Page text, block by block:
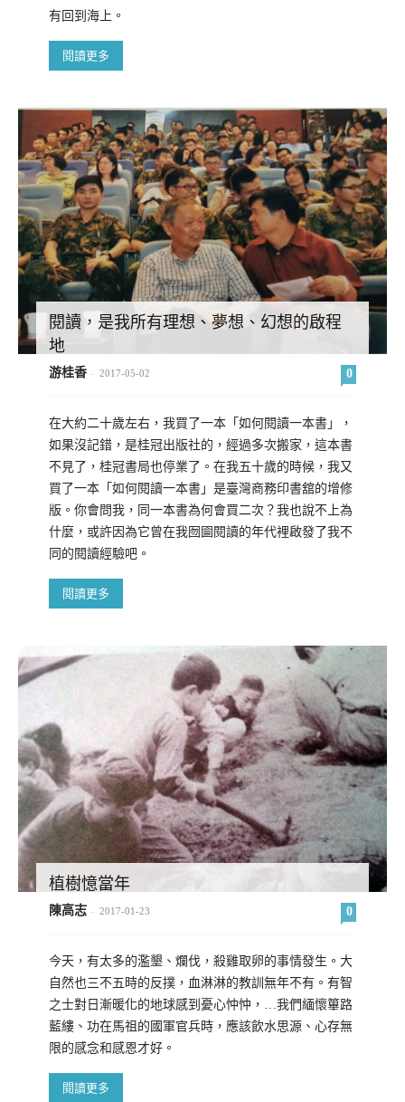
有回到海上。
閱讀更多
閱讀，是我所有理想、夢想、幻想的啟程
地
游桂香 - 2017-05-02 0
在大約二十歲左右，我買了一本「如何閱讀一本書」，
如果沒記錯，是桂冠出版社的，經過多次搬家，這本書
不見了，桂冠書局也停業了。在我五十歲的時候，我又
買了一本「如何閱讀一本書」是臺灣商務印書舘的增修
版。你會問我，同一本書為何會買二次？我也說不上為
什麼，或許因為它曾在我囫圇閱讀的年代裡啟發了我不
同的閱讀經驗吧。
閱讀更多
植樹憶當年
陳高志 - 2017-01-23 0
今天，有太多的濫墾、爛伐，殺雞取卵的事情發生。大
自然也三不五時的反撲，血淋淋的教訓無年不有。有智
之士對日漸暖化的地球感到憂心忡忡，…我們緬懷篳路
藍縷、功在馬祖的國軍官兵時，應該飲水思源、心存無
限的感念和感恩才好。
閱讀更多